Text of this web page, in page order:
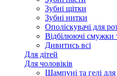
Зубні щітки
Зубні нитки
Ополіскувачі для
Відбілюючі смужки
Дивитись всі
Для дітей
Для чоловіків
Шампуні та гелі